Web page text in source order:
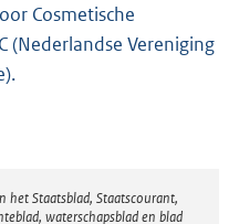
Cosmetische
(Nederlandse Vereniging
het Staatsblad, Staatscourant,
waterschapsblad en blad